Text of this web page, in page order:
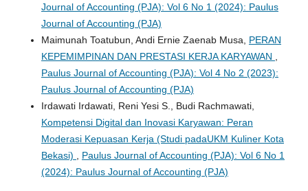
Journal of Accounting (PJA): Vol 6 No 1 (2024): Paulus
Journal of Accounting (PJA)
Maimunah Toatubun, Andi Ernie Zaenab Musa, PERAN
KEPEMIMPINAN DAN PRESTASI KERJA KARYAWAN
Paulus Journal of Accounting (PJA): Vol 4 No 2 (2023):
Paulus Journal of Accounting (PJA)
Irdawati Irdawati, Reni Yesi S., Budi Rachmawati,
Kompetensi Digital dan Inovasi Karyawan: Peran
Moderasi Kepuasan Kerja (Studi padaUKM Kuliner Kota
Bekasi)
Paulus Journal of Accounting (PJA): Vol 6 No 1
(2024): Paulus Journal of Accounting (PJA)